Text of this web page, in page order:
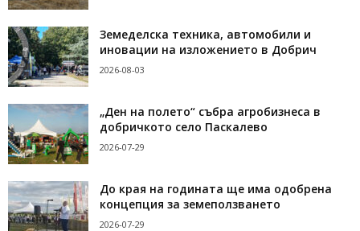
Земеделска техника, автомобили и
иновации на изложението в Добрич
2026-08-03
„Ден на полето“ събра агробизнеса в
добричкото село Паскалево
2026-07-29
До края на годината ще има одобрена
концепция за земеползването
2026-07-29